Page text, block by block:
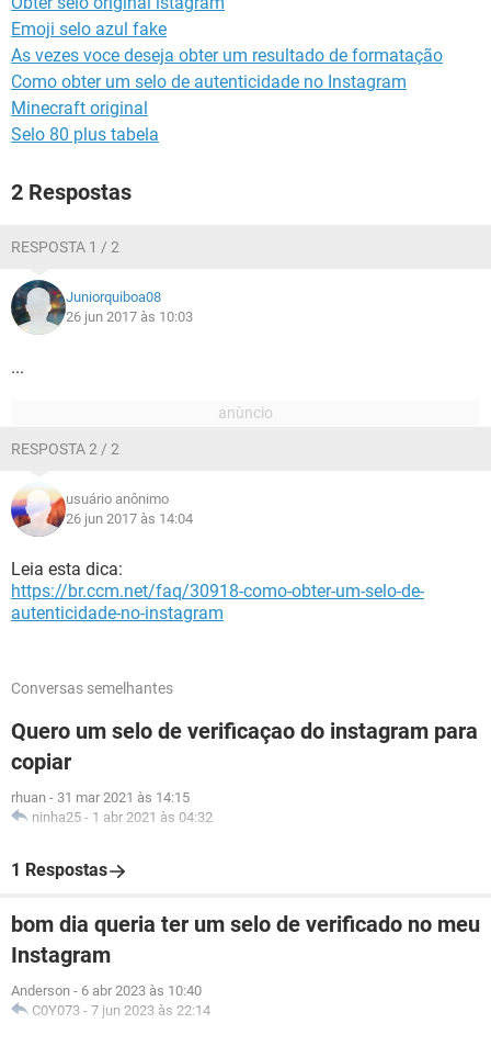
GUIA DE COMPRAS
Emoji selo azul fake
As vezes voce deseja obter um resultado de formatação
Como obter um selo de autenticidade no Instagram
Minecraft original
Selo 80 plus tabela
2 Respostas
RESPOSTA 1 / 2
Juniorquiboa08
26 jun 2017 às 10:03
...
RESPOSTA 2 / 2
usuário anônimo
26 jun 2017 às 14:04
Leia esta dica:
https://br.ccm.net/faq/30918-como-obter-um-selo-de-
autenticidade-no-instagram
Conversas semelhantes
Quero um selo de verificaçao do instagram para
copiar
rhuan - 31 mar 2021 às 14:15
ninha25 - 1 abr 2021 às 04:32
1 Respostas
bom dia queria ter um selo de verificado no meu
Instagram
Anderson - 6 abr 2023 às 10:40
C0Y073 - 7 jun 2023 às 22:14